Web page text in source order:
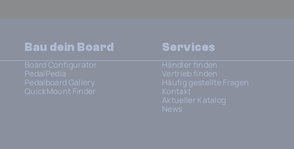
Bau dein Board
Board Configurator
PedalPedia
Pedalboard Gallery
QuickMount Finder
Services
Händler finden
Vertrieb finden
Häufig gestellte Fragen
Kontakt
Aktueller Katalog
News